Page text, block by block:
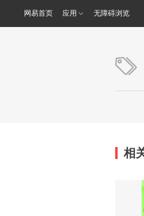
网易首页 应用 无障碍浏览
相